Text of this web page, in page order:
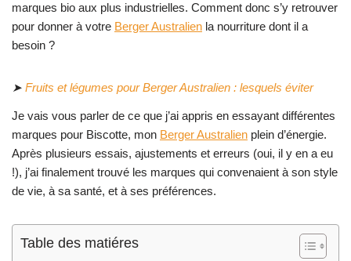
marques bio aux plus industrielles. Comment donc s’y retrouver
pour donner à votre Berger Australien la nourriture dont il a
besoin ?
➤ Fruits et légumes pour Berger Australien : lesquels éviter
Je vais vous parler de ce que j’ai appris en essayant différentes
marques pour Biscotte, mon Berger Australien plein d’énergie.
Après plusieurs essais, ajustements et erreurs (oui, il y en a eu
!), j’ai finalement trouvé les marques qui convenaient à son style
de vie, à sa santé, et à ses préférences.
Table des matiéres